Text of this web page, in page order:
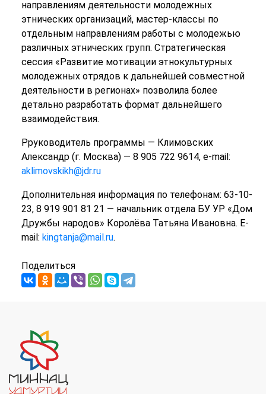
направлениям деятельности молодежных
этнических организаций, мастер-классы по
отдельным направлениям работы с молодежью
различных этнических групп. Стратегическая
сессия «Развитие мотивации этнокультурных
молодежных отрядов к дальнейшей совместной
деятельности в регионах» позволила более
детально разработать формат дальнейшего
взаимодействия.
Рруководитель программы — Климовских
Александр (г. Москва) — 8 905 722 9614, e-mail:
aklimovskikh@jdr.ru
Дополнительная информация по телефонам: 63-10-
23, 8 919 901 81 21 — начальник отдела БУ УР «Дом
Дружбы народов» Королёва Татьяна Ивановна. Е-
mail: kingtanja@mail.ru.
Поделиться